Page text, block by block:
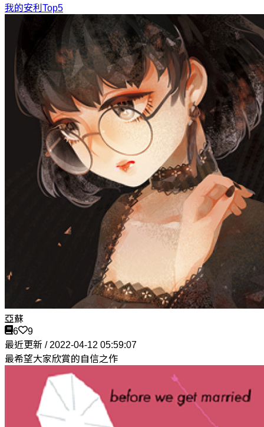
我的安利Top5
亞蘇
6
9
最近更新 / 2022-04-12 05:59:07
最希望大家欣賞的自信之作